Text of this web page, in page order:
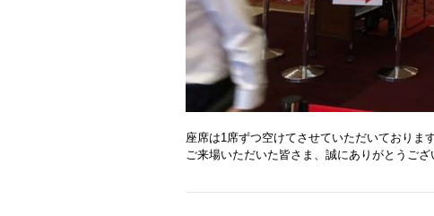
座席は1席ずつ空けてさせていただいておりま
ご来場いただいた皆さま、誠にありがとうござ